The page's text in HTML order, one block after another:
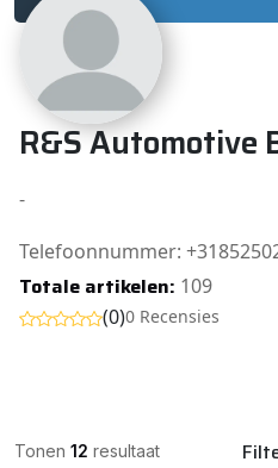
R&S Automotive
-
Telefoonnummer:
Totale artikelen: 109
(0)0 Recensies
Tonen 12 resultaat